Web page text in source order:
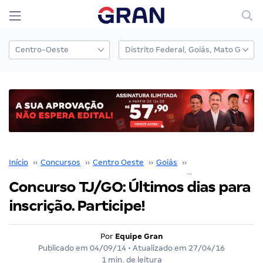
Início ›› Concursos ›› Centro Oeste ›› Goiás ››
Concurso TJ/GO: Últimos dias para
inscrição. Participe!
Por Equipe Gran
Publicado em 04/09/14 • Atualizado em 27/04/16
1 min. de leitura